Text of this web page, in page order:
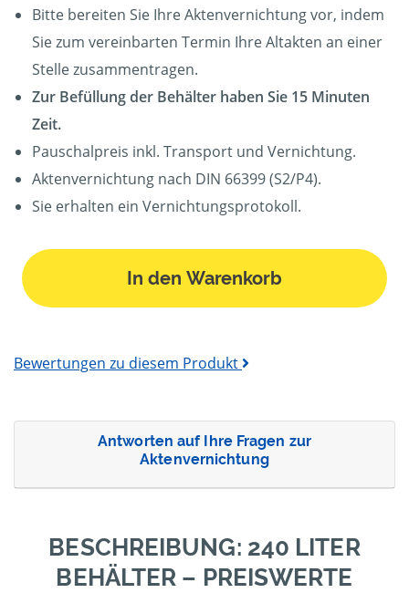
Bitte bereiten Sie Ihre Aktenvernichtung vor, indem
Sie zum vereinbarten Termin Ihre Altakten an einer
Stelle zusammentragen.
Zur Befüllung der Behälter haben Sie 15 Minuten
Zeit.
Pauschalpreis inkl. Transport und Vernichtung.
Aktenvernichtung nach DIN 66399 (S2/P4).
Sie erhalten ein Vernichtungsprotokoll.
In den Warenkorb
Bewertungen zu diesem Produkt
Antworten auf Ihre Fragen zur
Aktenvernichtung
BESCHREIBUNG: 240 LITER
BEHÄLTER – PREISWERTE